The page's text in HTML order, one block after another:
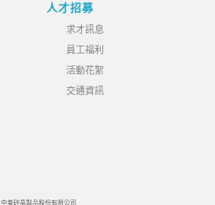
人才招募
求才訊息
員工福利
活動花絮
交通資訊
中美矽晶製品股份有限公司